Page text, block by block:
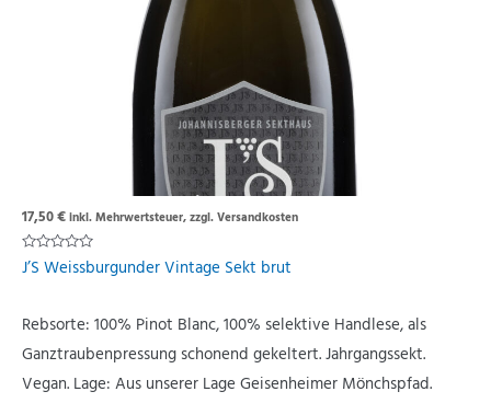
17,50€inkl. Mehrwertsteuer, zzgl. Versandkosten
Rated
0
J’S Weissburgunder Vintage Sekt brut
Rebsorte: 100% Pinot Blanc, 100% selektive Handlese, als
Ganztraubenpressung schonend gekeltert. Jahrgangssekt.
Vegan. Lage: Aus unserer Lage Geisenheimer Mönchspfad.